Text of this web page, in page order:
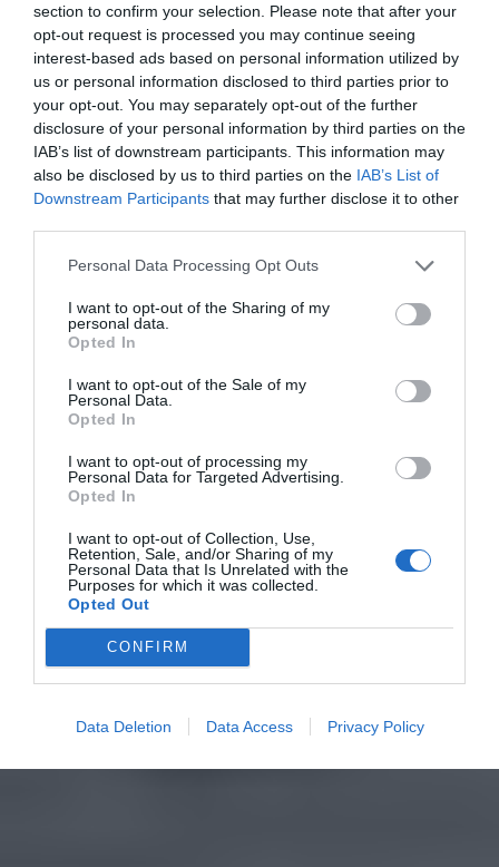
section to confirm your selection. Please note that after your
opt-out request is processed you may continue seeing
interest-based ads based on personal information utilized by
us or personal information disclosed to third parties prior to
your opt-out. You may separately opt-out of the further
disclosure of your personal information by third parties on the
IAB’s list of downstream participants. This information may
also be disclosed by us to third parties on the IAB’s List of
Downstream Participants that may further disclose it to other
Personal Data Processing Opt Outs
I want to opt-out of the Sharing of my
personal data.
Opted In
I want to opt-out of the Sale of my
Personal Data.
Opted In
I want to opt-out of processing my
Personal Data for Targeted Advertising.
Opted In
I want to opt-out of Collection, Use,
Retention, Sale, and/or Sharing of my
Personal Data that Is Unrelated with the
Purposes for which it was collected.
Opted Out
CONFIRM
Data Deletion Data Access Privacy Policy